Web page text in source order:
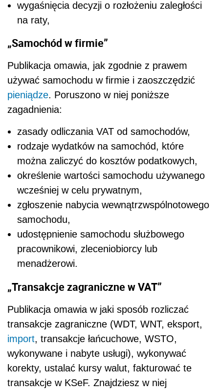
wygaśnięcia decyzji o rozłożeniu zaległości
na raty,
„Samochód w firmie”
Publikacja omawia, jak zgodnie z prawem
używać samochodu w firmie i zaoszczędzić
pieniądze. Poruszono w niej poniższe
zagadnienia:
zasady odliczania VAT od samochodów,
rodzaje wydatków na samochód, które
można zaliczyć do kosztów podatkowych,
określenie wartości samochodu używanego
wcześniej w celu prywatnym,
zgłoszenie nabycia wewnątrzwspólnotowego
samochodu,
udostępnienie samochodu służbowego
pracownikowi, zleceniobiorcy lub
menadżerowi.
„Transakcje zagraniczne w VAT”
Publikacja omawia w jaki sposób rozliczać
transakcje zagraniczne (WDT, WNT, eksport,
import, transakcje łańcuchowe, WSTO,
wykonywane i nabyte usługi), wykonywać
korekty, ustalać kursy walut, fakturować te
transakcje w KSeF. Znajdziesz w niej